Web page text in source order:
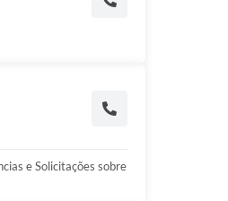
e Solicitações sobre